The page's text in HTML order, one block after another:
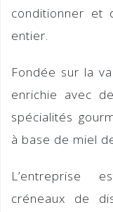
conditionner et
entier.
Fondée sur la
enrichie avec
spécialités
à base de miel
L’entreprise
créneaux de